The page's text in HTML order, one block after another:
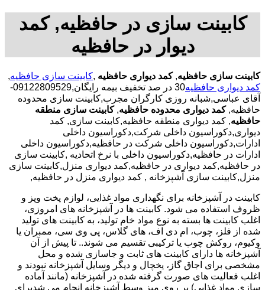
کابینت سازی در حافظیه, کمد
دیوار در حافظیه
کابینت سازی حافظیه,کمد دیواری حافظیه ,کابینت سازی حافظیه,
کمد دیواری حافظیه
30 در صد تخفیف بیمه رایگان,09122809529-
آقای عباسی,شبانه روزی کارگران مجرب,کابینت سازی محدوده
حافظیه,کمد دیواری محدوده حافظیه, کابینت سازی منطقه
حافظیه, کمد دیواری منطقه حافظیه,کابینت سازی, کمد
دیواری,دکوراسیون داخلی شرکت,دکوراسیون داخلی
ادارات,دکوراسیون داخلی شرکت در حافظیه,دکوراسیون داخلی
ادارات در حافظیه,دکوراسیون داخلی با نرخ اتحادیه ,کابینت سازی
در حافظیه,کمد دیواری در حافظیه,کمد دیواری منزل,کابینت سازی
منزل,کابینت سازی آشپزخانه , کمد دیواری منزل در حافظیه,
کابینت در آشپزخانه برای نگهداری مواد غذایی، لوازم پخت وپز و
ظروف استفاده می شود. کابینت ها در آشپزخانه های امروزی،
اغلب کابینت ها بسته به نوع مواد خام تولید، به کابینت های تولید
شده از فلز، چوب، ام دی اف، های گلاس، پی وی سی، ممبران یا
وکیوم، روکش چوب یا ترکیبی تقسیم می شوند.. تا پیش از آن
آشپزخانه ها دارای کابینت های ثابت و جاسازی شده و محل
مشخصی برای اجاق گاز، یخچال و دیگر وسایل آشپزخانه نبودند و
اغلب فعالیت های صورت گرفته شده در آشپزخانه (مانند آماده
سازی مواد غذایی) بر روی میز وسط آشپزخانه انجام می شدبرای